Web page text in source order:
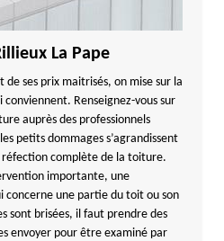
La Pape
ses prix maitrisés, on mise sur la
Renseignez-vous sur
auprès des professionnels
petits dommages s’agrandissent
complète de la toiture.
importante, une
concerne une partie du toit ou son
sont brisées, il faut prendre des
envoyer pour être examiné par